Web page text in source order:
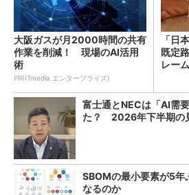
大阪ガスが月2000時間の共有
作業を削減！ 現場のAI活用
術
PR(ITmedia エンタープライズ)
「日
既定
レー
富士通とNECは「AI需
た？ 2026年下半期の
SBOMの最小要素が5
なるのか